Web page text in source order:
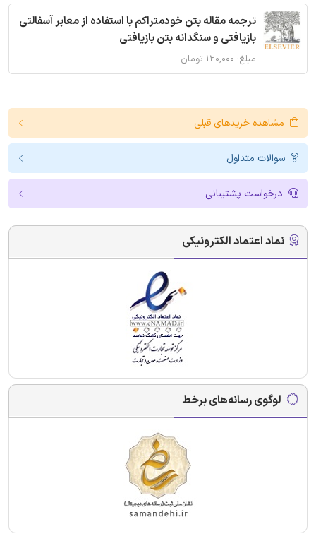
ترجمه مقاله بتن خودمتراکم با استفاده از معابر آسفالتی
بازیافتی و سنگدانه بتن بازیافتی
مبلغ: ۱۲۰,۰۰۰ تومان
مشاهده خریدهای قبلی
سوالات متداول
درخواست پشتیبانی
نماد اعتماد الکترونیکی
لوگوی رسانه‌های برخط